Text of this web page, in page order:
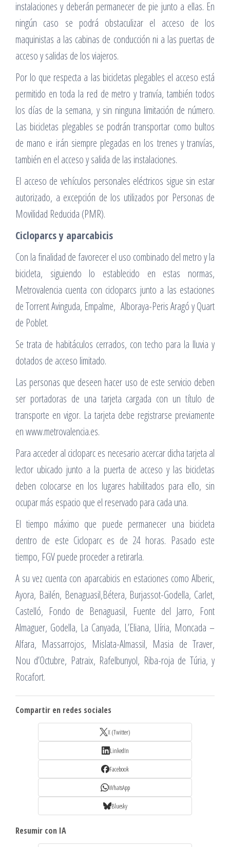
instalaciones y deberán permanecer de pie junto a ellas. En
ningún caso se podrá obstaculizar el acceso de los
maquinistas a las cabinas de conducción ni a las puertas de
acceso y salidas de los viajeros.
Por lo que respecta a las bicicletas plegables el acceso está
permitido en toda la red de metro y tranvía, también todos
los días de la semana, y sin ninguna limitación de número.
Las bicicletas plegables se podrán transportar como bultos
de mano e irán siempre plegadas en los trenes y tranvías,
también en el acceso y salida de las instalaciones.
El acceso de vehículos personales eléctricos sigue sin estar
autorizado, a excepción de los utilizados por Personas de
Movilidad Reducida (PMR).
Cicloparcs y aparcabicis
Con la finalidad de favorecer el uso combinado del metro y la
bicicleta, siguiendo lo establecido en estas normas,
Metrovalencia cuenta con cicloparcs junto a las estaciones
de Torrent Avinguda, Empalme, Alboraya-Peris Aragó y Quart
de Poblet.
Se trata de habitáculos cerrados, con techo para la lluvia y
dotados de acceso limitado.
Las personas que deseen hacer uso de este servicio deben
ser portadoras de una tarjeta cargada con un título de
transporte en vigor. La tarjeta debe registrarse previamente
en www.metrovalencia.es.
Para acceder al cicloparc es necesario acercar dicha tarjeta al
lector ubicado junto a la puerta de acceso y las bicicletas
deben colocarse en los lugares habilitados para ello, sin
ocupar más espacio que el reservado para cada una.
El tiempo máximo que puede permanecer una bicicleta
dentro de este Cicloparc es de 24 horas. Pasado este
tiempo, FGV puede proceder a retirarla.
A su vez cuenta con aparcabicis en estaciones como Alberic,
Ayora, Bailén, Benaguasil,Bétera, Burjassot-Godella, Carlet,
Castelló, Fondo de Benaguasil, Fuente del Jarro, Font
Almaguer, Godella, La Canyada, L’Eliana, Llíria, Moncada –
Alfara, Massarrojos, Mislata-Almassil, Masia de Traver,
Nou d’Octubre, Patraix, Rafelbunyol, Riba-roja de Túria, y
Rocafort.
Compartir en redes sociales
X (Twitter)
LinkedIn
Facebook
WhatsApp
Bluesky
Resumir con IA